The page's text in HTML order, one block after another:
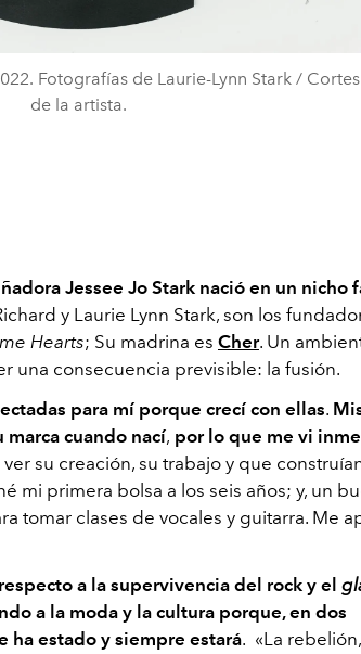
Fotografías de Laurie-Lynn Stark /
de la artista.
Jessee Jo Stark nació en un nicho
y Laurie Lynn Stark, son los
Hearts; Su madrina es Cher. Un
una consecuencia previsible: la fusión.
para mí porque crecí con ellas.
marca cuando nací, por lo que me vi
ver su creación, su trabajo y que
mi primera bolsa a los seis años; y, un
tomar clases de vocales y guitarra. Me
a la supervivencia del rock y el
a la moda y la cultura porque, en dos
ha estado y siempre estará. «La rebelión,